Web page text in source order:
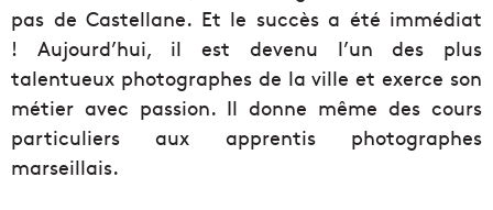
pas de Castellane. Et le succès a été immédiat
!
Aujourd’hui, il est devenu l’un des plus
talentueux photographes de la ville et exerce son
métier avec passion. Il donne même des cours
particuliers aux apprentis photographes
marseillais.